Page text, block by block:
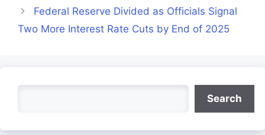
Federal Reserve Divided as Officials Signal
Two More Interest Rate Cuts by End of 2025
Search